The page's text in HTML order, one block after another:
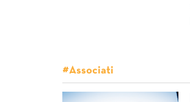
#Associati